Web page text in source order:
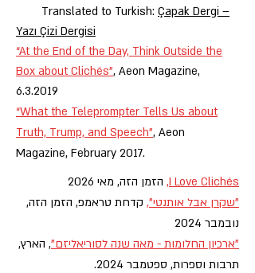
Translated to Turkish: Çapak Dergi –
Yazı Çizi Dergisi
“At the End of the Day, Think Outside the
Box about Clichés”, Aeon Magazine,
6.3.2019
“What the Teleprompter Tells Us about
Truth, Trump, and Speech”, Aeon
Magazine, February 2017.
I Love Clichés
, הזמן הזה, מאי 2026
"שקרן אבל אותנטי", קדחת טראמפ, הזמן הזה,
נובמבר 2024
"ארכיון החלומות - מאה שנה לסוריאליזם", הארץ,
תרבות וספרות, ספטמבר 2024.